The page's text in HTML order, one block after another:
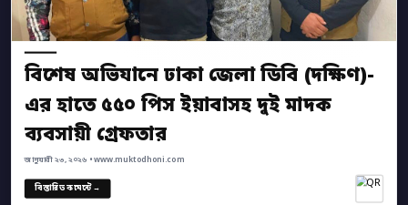
বিশেষ অভিযানে ঢাকা জেলা ডিবি (দক্ষিণ)-
এর হাতে ৫৫০ পিস ইয়াবাসহ দুই মাদক
ব্যবসায়ী গ্রেফতার
জানুয়ারী ২৩, ২০২৬ • www.muktodhoni.com
বিস্তারিত কমেন্টে →